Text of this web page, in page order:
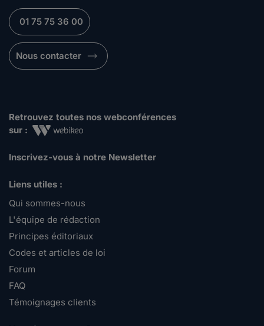
01 75 75 36 00
Nous contacter
Retrouvez toutes nos webconférences
sur :
Inscrivez-vous à notre Newsletter
Liens utiles :
Qui sommes-nous
L'équipe de rédaction
Principes éditoriaux
Codes et articles de loi
Forum
FAQ
Témoignages clients